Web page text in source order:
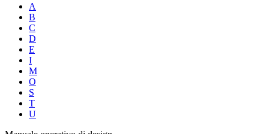
A
B
C
D
E
I
M
O
S
T
U